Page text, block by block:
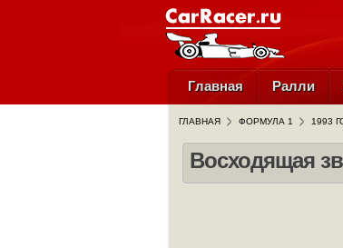
Главная Ралли
ГЛАВНАЯ ФОРМУЛА 1 1993
Восходящая